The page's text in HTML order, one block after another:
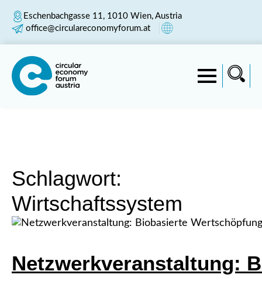
Eschenbachgasse 11, 1010 Wien, Austria
office@circulareconomyforum.at
Schlagwort:
Wirtschaftssystem
Netzwerkveranstaltung: